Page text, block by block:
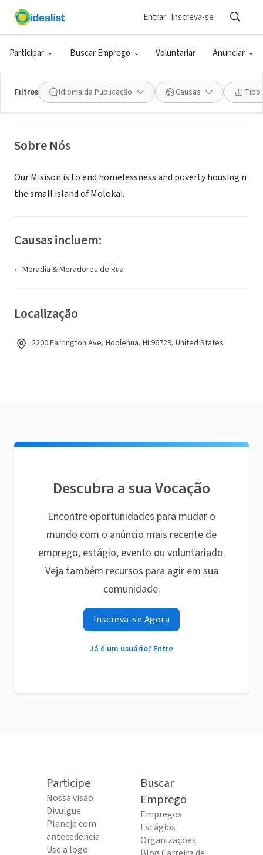
Participar Buscar Emprego Voluntariar Anunciar
Entrar Inscreva-se
Filtros Idioma da Publicação Causas Tipo
ONG (SETOR SOCIAL)
Molokai Habitat for Humanity
Sobre Nós
Our Misison is to end homelessness and poverty housing n
the small island of Molokai.
Causas incluem:
Moradia & Moradores de Rua
Localização
2200 Farrington Ave, Hoolehua, HI 96729, United States
Descubra a sua Vocação
Encontre oportunidades para mudar o
mundo com o anúncio mais recente de
emprego, estágio, evento ou voluntariado.
Veja também recursos para agir em sua
comunidade.
Inscreva-se Agora
Já é um usuário? Entre
Participe
Nossa visão
Divulgue
Planeje com
antecedência
Use a logo
Buscar
Emprego
Empregos
Estágios
Organizações